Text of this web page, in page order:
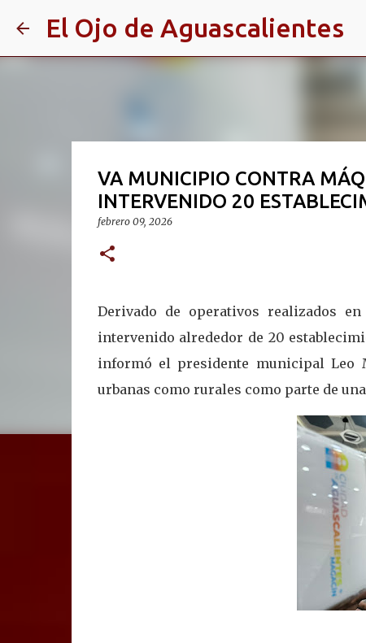
El Ojo de Aguascalientes
VA MUNICIPIO CONTRA
INTERVENIDO 20
febrero 09, 2026
Derivado de operativos realizados
intervenido alrededor de 20
informó el presidente municipal Leo
urbanas como rurales como parte de